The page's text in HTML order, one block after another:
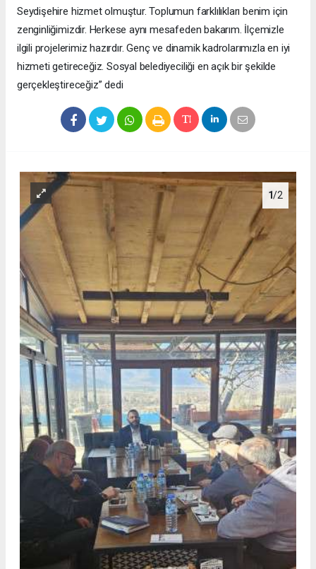
Seydişehire hizmet olmuştur. Toplumun farklılıkları benim için
zenginliğimizdir. Herkese aynı mesafeden bakarım. İlçemizle
ilgili projelerimiz hazırdır. Genç ve dinamik kadrolarımızla en iyi
hizmeti getireceğiz. Sosyal belediyeciliği en açık bir şekilde
gerçekleştireceğiz” dedi
1/2